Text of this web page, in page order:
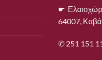
☛
64007,
✆ 251 151